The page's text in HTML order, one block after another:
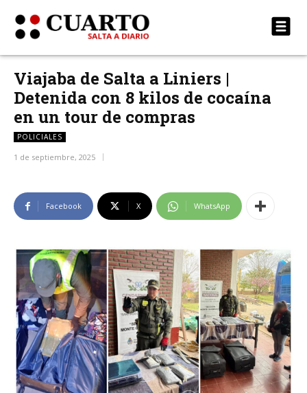
Viajaba de Salta a Liniers |
Detenida con 8 kilos de cocaína
en un tour de compras
POLICIALES
1 de septiembre, 2025
Facebook X WhatsApp